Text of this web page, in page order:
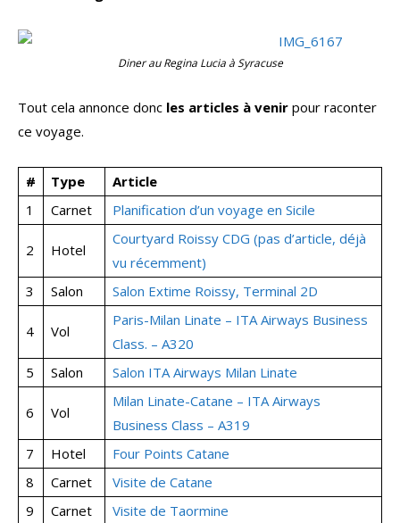
Diner au Regina Lucia à Syracuse
Tout cela annonce donc les articles à venir pour raconter
ce voyage.
# Type
Article
1
Carnet Planification d’un voyage en Sicile
2 Hotel
Courtyard Roissy CDG (pas d’article, déjà
vu récemment)
3
Salon Salon Extime Roissy, Terminal 2D
4 Vol
Paris-Milan Linate – ITA Airways Business
Class. – A320
5
Salon Salon ITA Airways Milan Linate
6 Vol
Milan Linate-Catane – ITA Airways
Business Class – A319
7
Hotel
Four Points Catane
8
Carnet
Visite de Catane
9
Carnet
Visite de Taormine